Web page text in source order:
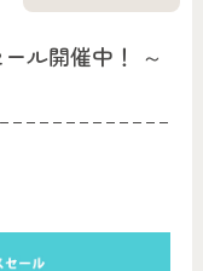
ル開催中！ ～